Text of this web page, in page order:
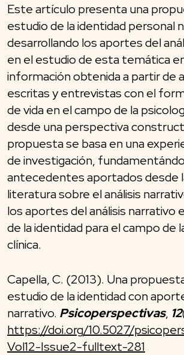
Este artículo presenta una
estudio de la identidad personal
desarrollando los aportes del
en el estudio de esta temática
información obtenida a partir de
escritas y entrevistas con el
de vida en el campo de la
desde una perspectiva
propuesta se basa en una
de investigación,
antecedentes aportados desde
literatura sobre el análisis
los aportes del análisis narrativo
de la identidad para el campo de
clínica.
Capella, C. (2013). Una
estudio de la identidad con
narrativo. Psicoperspectivas, 12
https://doi.org/10.5027/
Vol12-Issue2-fulltext-281